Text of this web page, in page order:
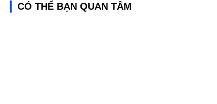
CÓ THỂ BẠN QUAN TÂM